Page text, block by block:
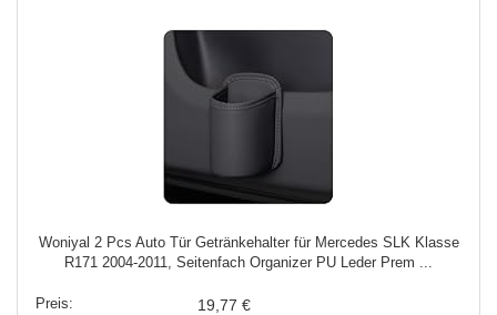
Woniyal 2 Pcs Auto Tür Getränkehalter für Mercedes SLK Klasse
R171 2004-2011, Seitenfach Organizer PU Leder Prem ...
19,77 €